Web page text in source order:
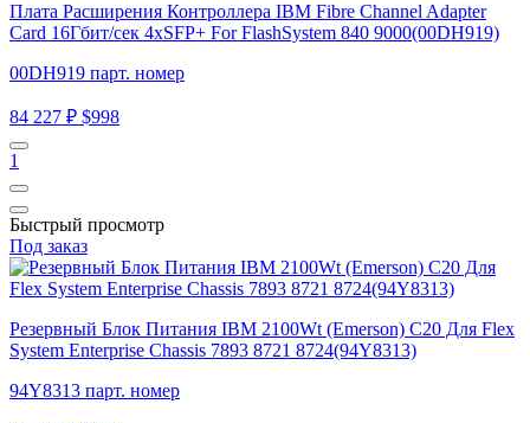
Плата Расширения Контроллера IBM Fibre Channel Adapter
Card 16Гбит/сек 4xSFP+ For FlashSystem 840 9000(00DH919)
00DH919 парт. номер
84 227 ₽ $998
1
Быстрый просмотр
Под заказ
Резервный Блок Питания IBM 2100Wt (Emerson) C20 Для Flex
System Enterprise Chassis 7893 8721 8724(94Y8313)
94Y8313 парт. номер